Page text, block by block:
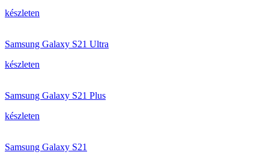
készleten
Samsung Galaxy S21 Ultra
készleten
Samsung Galaxy S21 Plus
készleten
Samsung Galaxy S21